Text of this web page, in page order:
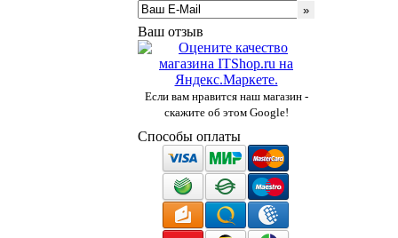
Ваш отзыв
Если вам нравится наш магазин -
скажите об этом Google!
Способы оплаты